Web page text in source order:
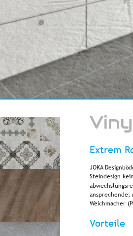
Extrem
JOKA
Steindesign
ansprechende,
Weichmacher
Vorteile